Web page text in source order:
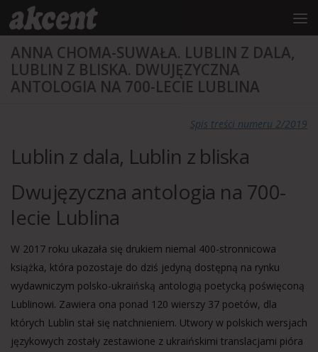
treści
Przejdź do treści
ANNA CHOMA-SUWAŁA. LUBLIN Z DALA,
LUBLIN Z BLISKA. DWUJĘZYCZNA
ANTOLOGIA NA 700-LECIE LUBLINA
Spis treści numeru 2/2019
Lublin z dala, Lublin z bliska
Dwujęzyczna antologia na 700-
lecie Lublina
W 2017 roku ukazała się drukiem niemal 400-stronnicowa
książka, która pozostaje do dziś jedyną dostępną na rynku
wydawniczym polsko-ukraińską antologią poetycką poświęconą
Lublinowi. Zawiera ona ponad 120 wierszy 37 poetów, dla
których Lublin stał się natchnieniem. Utwory w polskich wersjach
językowych zostały zestawione z ukraińskimi translacjami pióra